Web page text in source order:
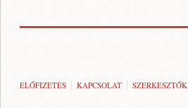
ELŐFIZETÉS KAPCSOLAT SZERKESZTŐK